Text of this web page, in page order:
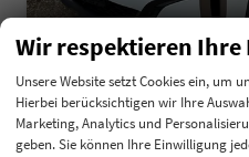
Kia XCeed
1.0 T-GDI GPF MHEV 48V
Wir respektieren
Unsere Website setzt Cookies ein, um
Hierbei berücksichtigen wir Ihre
Marketing, Analytics und
geben. Sie können Ihre Einwilligung